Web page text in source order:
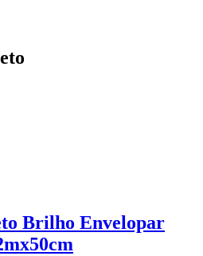
Brilho Envelopar